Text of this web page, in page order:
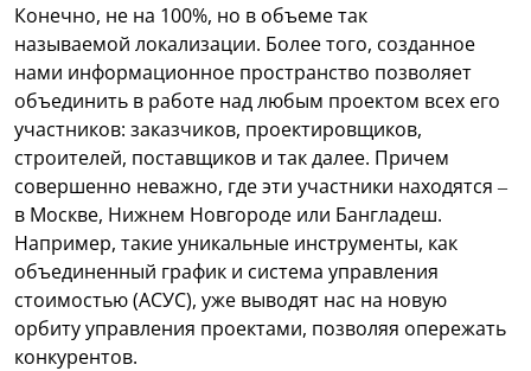
Конечно, не на 100%, но в объеме так
называемой локализации. Более того, созданное
нами информационное пространство позволяет
объединить в работе над любым проектом всех его
участников: заказчиков, проектировщиков,
строителей, поставщиков и так далее. Причем
совершенно неважно, где эти участники находятся –
в Москве, Нижнем Новгороде или Бангладеш.
Например, такие уникальные инструменты, как
объединенный график и система управления
стоимостью (АСУС), уже выводят нас на новую
орбиту управления проектами, позволяя опережать
конкурентов.